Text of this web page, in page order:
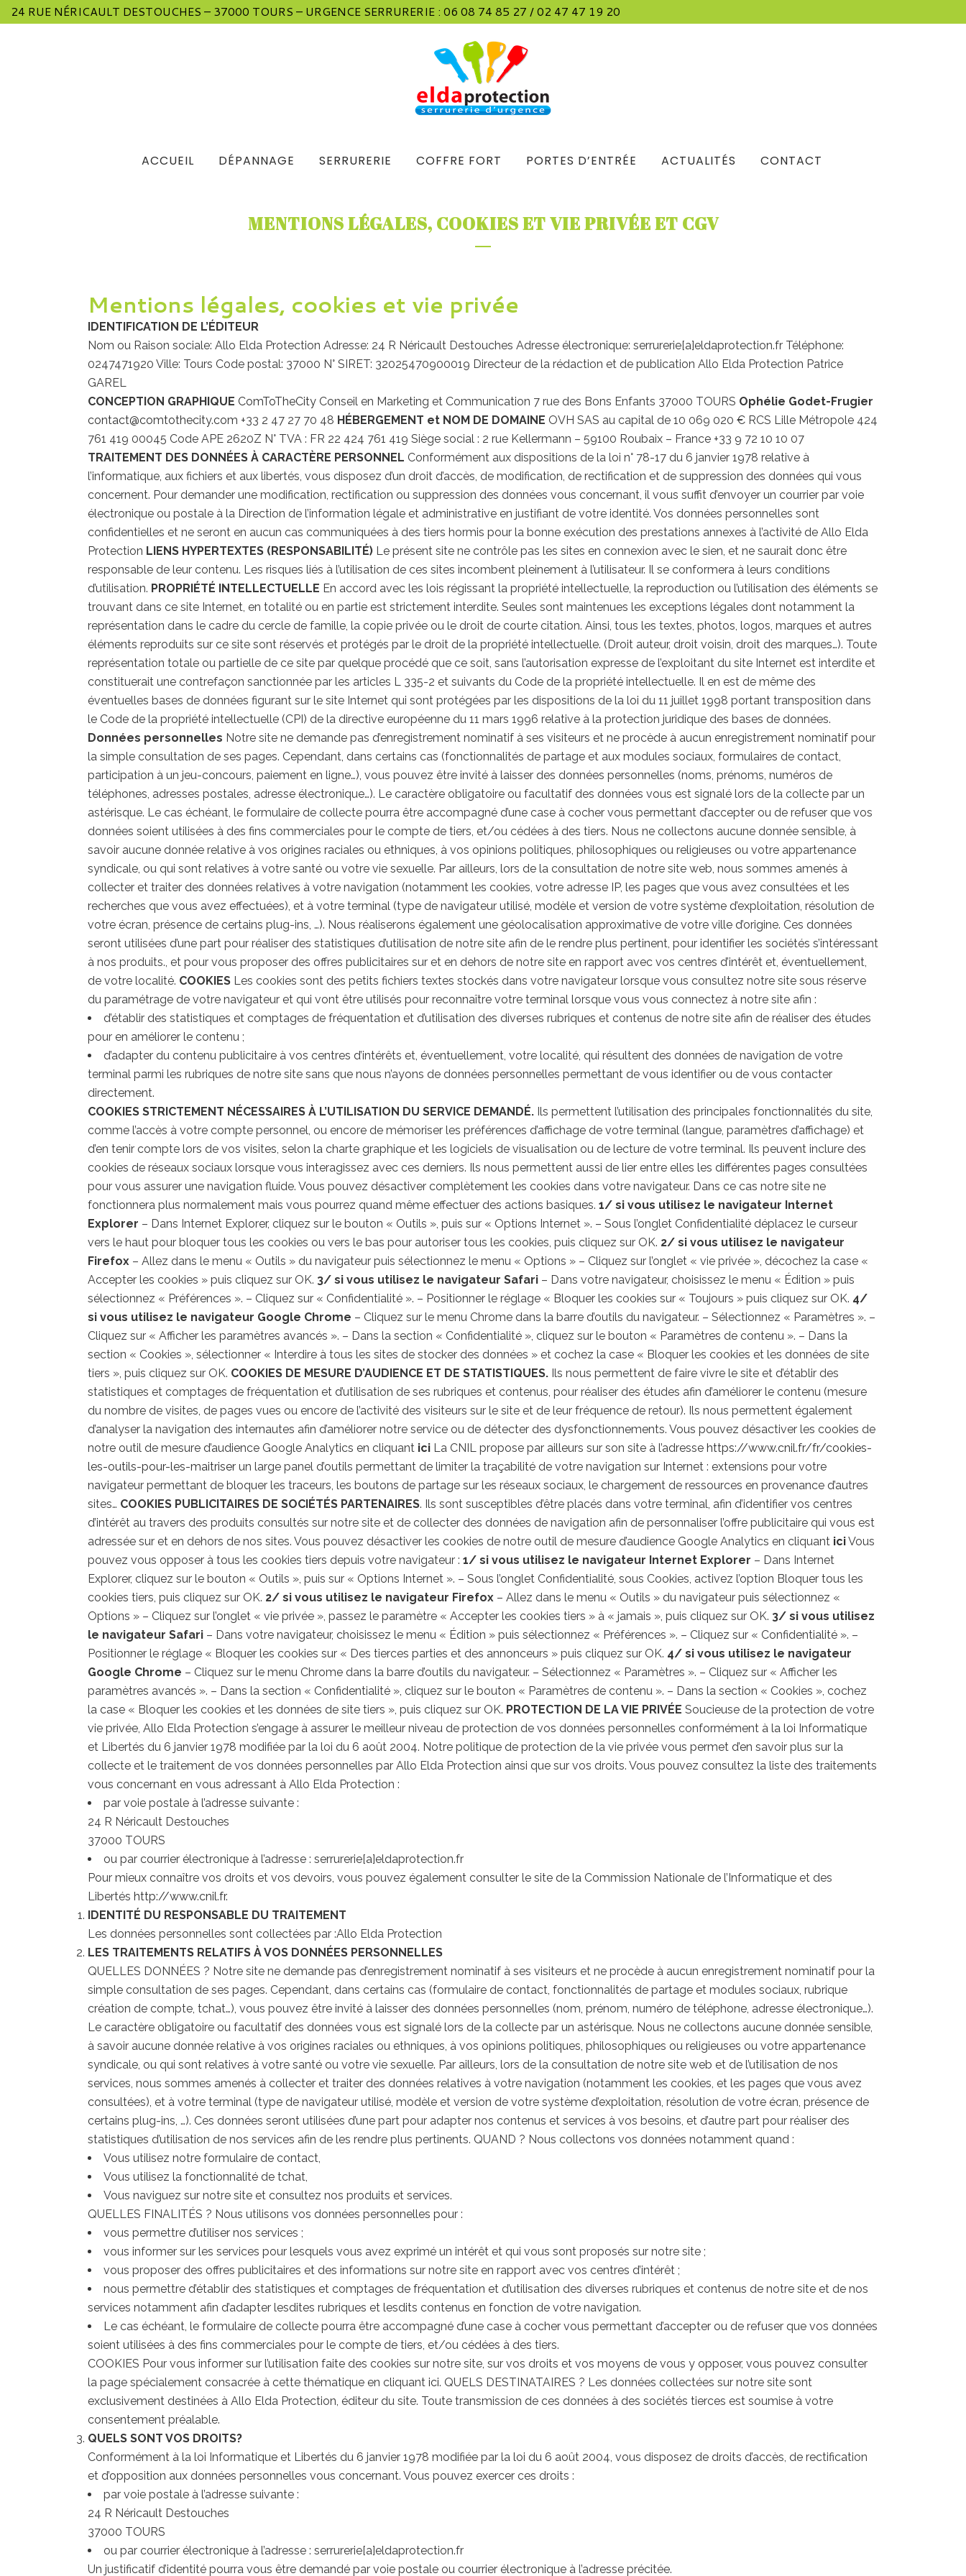
24 RUE NÉRICAULT DESTOUCHES – 37000 TOURS – URGENCE SERRURERIE : 06 08 74 85 27 /02 47 47 19 20
ACCUEIL DÉPANNAGE SERRURERIE COFFRE FORT PORTES D’ENTRÉE ACTUALITÉS CONTACT
MENTIONS LÉGALES, COOKIES ET VIE PRIVÉE ET CGV
Mentions légales, cookies et vie privée
IDENTIFICATION DE L’ÉDITEUR
Nom ou Raison sociale: Allo Elda Protection Adresse: 24 R Néricault Destouches Adresse électronique: serrurerie[a]eldaprotection.fr Téléphone:
0247471920 Ville: Tours Code postal: 37000 N° SIRET: 32025470900019 Directeur de la rédaction et de publication Allo Elda Protection Patrice
GAREL
CONCEPTION GRAPHIQUE ComToTheCity Conseil en Marketing et Communication 7 rue des Bons Enfants 37000 TOURS Ophélie Godet-Frugier
contact@comtothecity.com +33 2 47 27 70 48 HÉBERGEMENT et NOM DE DOMAINE OVH SAS au capital de 10 069 020 € RCS Lille Métropole 424
761 419 00045 Code APE 2620Z N° TVA : FR 22 424 761 419 Siège social : 2 rue Kellermann – 59100 Roubaix – France +33 9 72 10 10 07
TRAITEMENT DES DONNÉES À CARACTÈRE PERSONNEL Conformément aux dispositions de la loi n° 78-17 du 6 janvier 1978 relative à
l’informatique, aux fichiers et aux libertés, vous disposez d’un droit d’accès, de modification, de rectification et de suppression des données qui vous
concernent. Pour demander une modification, rectification ou suppression des données vous concernant, il vous suffit d’envoyer un courrier par voie
électronique ou postale à la Direction de l’information légale et administrative en justifiant de votre identité. Vos données personnelles sont
confidentielles et ne seront en aucun cas communiquées à des tiers hormis pour la bonne exécution des prestations annexes à l’activité de Allo Elda
Protection LIENS HYPERTEXTES (RESPONSABILITÉ) Le présent site ne contrôle pas les sites en connexion avec le sien, et ne saurait donc être
responsable de leur contenu. Les risques liés à l’utilisation de ces sites incombent pleinement à l’utilisateur. Il se conformera à leurs conditions
d’utilisation. PROPRIÉTÉ INTELLECTUELLE En accord avec les lois régissant la propriété intellectuelle, la reproduction ou l’utilisation des éléments se
trouvant dans ce site Internet, en totalité ou en partie est strictement interdite. Seules sont maintenues les exceptions légales dont notamment la
représentation dans le cadre du cercle de famille, la copie privée ou le droit de courte citation. Ainsi, tous les textes, photos, logos, marques et autres
éléments reproduits sur ce site sont réservés et protégés par le droit de la propriété intellectuelle. (Droit auteur, droit voisin, droit des marques…). Toute
représentation totale ou partielle de ce site par quelque procédé que ce soit, sans l’autorisation expresse de l’exploitant du site Internet est interdite et
constituerait une contrefaçon sanctionnée par les articles L 335-2 et suivants du Code de la propriété intellectuelle. Il en est de même des
éventuelles bases de données figurant sur le site Internet qui sont protégées par les dispositions de la loi du 11 juillet 1998 portant transposition dans
le Code de la propriété intellectuelle (CPI) de la directive européenne du 11 mars 1996 relative à la protection juridique des bases de données.
Données personnelles Notre site ne demande pas d’enregistrement nominatif à ses visiteurs et ne procède à aucun enregistrement nominatif pour
la simple consultation de ses pages. Cependant, dans certains cas (fonctionnalités de partage et aux modules sociaux, formulaires de contact,
participation à un jeu-concours, paiement en ligne…), vous pouvez être invité à laisser des données personnelles (noms, prénoms, numéros de
téléphones, adresses postales, adresse électronique…). Le caractère obligatoire ou facultatif des données vous est signalé lors de la collecte par un
astérisque. Le cas échéant, le formulaire de collecte pourra être accompagné d’une case à cocher vous permettant d’accepter ou de refuser que vos
données soient utilisées à des fins commerciales pour le compte de tiers, et/ou cédées à des tiers. Nous ne collectons aucune donnée sensible, à
savoir aucune donnée relative à vos origines raciales ou ethniques, à vos opinions politiques, philosophiques ou religieuses ou votre appartenance
syndicale, ou qui sont relatives à votre santé ou votre vie sexuelle. Par ailleurs, lors de la consultation de notre site web, nous sommes amenés à
collecter et traiter des données relatives à votre navigation (notamment les cookies, votre adresse IP, les pages que vous avez consultées et les
recherches que vous avez effectuées), et à votre terminal (type de navigateur utilisé, modèle et version de votre système d’exploitation, résolution de
votre écran, présence de certains plug-ins, …). Nous réaliserons également une géolocalisation approximative de votre ville d’origine. Ces données
seront utilisées d’une part pour réaliser des statistiques d’utilisation de notre site afin de le rendre plus pertinent, pour identifier les sociétés s’intéressant
à nos produits., et pour vous proposer des offres publicitaires sur et en dehors de notre site en rapport avec vos centres d’intérêt et, éventuellement,
de votre localité. COOKIES Les cookies sont des petits fichiers textes stockés dans votre navigateur lorsque vous consultez notre site sous réserve
du paramétrage de votre navigateur et qui vont être utilisés pour reconnaître votre terminal lorsque vous vous connectez à notre site afin :
d’établir des statistiques et comptages de fréquentation et d’utilisation des diverses rubriques et contenus de notre site afin de réaliser des études
pour en améliorer le contenu ;
d’adapter du contenu publicitaire à vos centres d’intérêts et, éventuellement, votre localité, qui résultent des données de navigation de votre
terminal parmi les rubriques de notre site sans que nous n’ayons de données personnelles permettant de vous identifier ou de vous contacter
directement.
COOKIES STRICTEMENT NÉCESSAIRES À L’UTILISATION DU SERVICE DEMANDÉ. Ils permettent l’utilisation des principales fonctionnalités du site,
comme l’accès à votre compte personnel, ou encore de mémoriser les préférences d’affichage de votre terminal (langue, paramètres d’affichage) et
d’en tenir compte lors de vos visites, selon la charte graphique et les logiciels de visualisation ou de lecture de votre terminal. Ils peuvent inclure des
cookies de réseaux sociaux lorsque vous interagissez avec ces derniers. Ils nous permettent aussi de lier entre elles les différentes pages consultées
pour vous assurer une navigation fluide. Vous pouvez désactiver complètement les cookies dans votre navigateur. Dans ce cas notre site ne
fonctionnera plus normalement mais vous pourrez quand même effectuer des actions basiques. 1/ si vous utilisez le navigateur Internet
Explorer – Dans Internet Explorer, cliquez sur le bouton « Outils », puis sur « Options Internet ». – Sous l’onglet Confidentialité déplacez le curseur
vers le haut pour bloquer tous les cookies ou vers le bas pour autoriser tous les cookies, puis cliquez sur OK. 2/ si vous utilisez le navigateur
Firefox – Allez dans le menu « Outils » du navigateur puis sélectionnez le menu « Options » – Cliquez sur l’onglet « vie privée », décochez la case «
Accepter les cookies » puis cliquez sur OK. 3/ si vous utilisez le navigateur Safari – Dans votre navigateur, choisissez le menu « Édition » puis
sélectionnez « Préférences ». – Cliquez sur « Confidentialité ». – Positionner le réglage « Bloquer les cookies sur « Toujours » puis cliquez sur OK. 4/
si vous utilisez le navigateur Google Chrome – Cliquez sur le menu Chrome dans la barre d’outils du navigateur. – Sélectionnez « Paramètres ». –
Cliquez sur « Afficher les paramètres avancés ». – Dans la section « Confidentialité », cliquez sur le bouton « Paramètres de contenu ». – Dans la
section « Cookies », sélectionner « Interdire à tous les sites de stocker des données » et cochez la case « Bloquer les cookies et les données de site
tiers », puis cliquez sur OK. COOKIES DE MESURE D’AUDIENCE ET DE STATISTIQUES. Ils nous permettent de faire vivre le site et d’établir des
statistiques et comptages de fréquentation et d’utilisation de ses rubriques et contenus, pour réaliser des études afin d’améliorer le contenu (mesure
du nombre de visites, de pages vues ou encore de l’activité des visiteurs sur le site et de leur fréquence de retour). Ils nous permettent également
d’analyser la navigation des internautes afin d’améliorer notre service ou de détecter des dysfonctionnements. Vous pouvez désactiver les cookies de
notre outil de mesure d’audience Google Analytics en cliquant ici La CNIL propose par ailleurs sur son site à l’adresse https://www.cnil.fr/fr/cookies-
les-outils-pour-les-maitriser un large panel d’outils permettant de limiter la traçabilité de votre navigation sur Internet : extensions pour votre
navigateur permettant de bloquer les traceurs, les boutons de partage sur les réseaux sociaux, le chargement de ressources en provenance d’autres
sites… COOKIES PUBLICITAIRES DE SOCIÉTÉS PARTENAIRES. Ils sont susceptibles d’être placés dans votre terminal, afin d’identifier vos centres
d’intérêt au travers des produits consultés sur notre site et de collecter des données de navigation afin de personnaliser l’offre publicitaire qui vous est
adressée sur et en dehors de nos sites. Vous pouvez désactiver les cookies de notre outil de mesure d’audience Google Analytics en cliquant iciVous
pouvez vous opposer à tous les cookies tiers depuis votre navigateur : 1/ si vous utilisez le navigateur Internet Explorer – Dans Internet
Explorer, cliquez sur le bouton « Outils », puis sur « Options Internet ». – Sous l’onglet Confidentialité, sous Cookies, activez l’option Bloquer tous les
cookies tiers, puis cliquez sur OK. 2/ si vous utilisez le navigateur Firefox – Allez dans le menu « Outils » du navigateur puis sélectionnez «
Options » – Cliquez sur l’onglet « vie privée », passez le paramètre « Accepter les cookies tiers » à « jamais », puis cliquez sur OK. 3/ si vous utilisez
le navigateur Safari – Dans votre navigateur, choisissez le menu « Édition » puis sélectionnez « Préférences ». – Cliquez sur « Confidentialité ». –
Positionner le réglage « Bloquer les cookies sur « Des tierces parties et des annonceurs » puis cliquez sur OK. 4/ si vous utilisez le navigateur
Google Chrome – Cliquez sur le menu Chrome dans la barre d’outils du navigateur. – Sélectionnez « Paramètres ». – Cliquez sur « Afficher les
paramètres avancés ». – Dans la section « Confidentialité », cliquez sur le bouton « Paramètres de contenu ». – Dans la section « Cookies », cochez
la case « Bloquer les cookies et les données de site tiers », puis cliquez sur OK. PROTECTION DE LA VIE PRIVÉE Soucieuse de la protection de votre
vie privée, Allo Elda Protection s’engage à assurer le meilleur niveau de protection de vos données personnelles conformément à la loi Informatique
et Libertés du 6 janvier 1978 modifiée par la loi du 6 août 2004. Notre politique de protection de la vie privée vous permet d’en savoir plus sur la
collecte et le traitement de vos données personnelles par Allo Elda Protection ainsi que sur vos droits. Vous pouvez consultez la liste des traitements
vous concernant en vous adressant à Allo Elda Protection :
par voie postale à l’adresse suivante :
24 R Néricault Destouches
37000 TOURS
ou par courrier électronique à l’adresse : serrurerie[a]eldaprotection.fr
Pour mieux connaître vos droits et vos devoirs, vous pouvez également consulter le site de la Commission Nationale de l’Informatique et des
Libertés http://www.cnil.fr.
IDENTITÉ DU RESPONSABLE DU TRAITEMENT
Les données personnelles sont collectées par :Allo Elda Protection
LES TRAITEMENTS RELATIFS À VOS DONNÉES PERSONNELLES
QUELLES DONNÉES ? Notre site ne demande pas d’enregistrement nominatif à ses visiteurs et ne procède à aucun enregistrement nominatif pour la
simple consultation de ses pages. Cependant, dans certains cas (formulaire de contact, fonctionnalités de partage et modules sociaux, rubrique
création de compte, tchat…), vous pouvez être invité à laisser des données personnelles (nom, prénom, numéro de téléphone, adresse électronique…).
Le caractère obligatoire ou facultatif des données vous est signalé lors de la collecte par un astérisque. Nous ne collectons aucune donnée sensible,
à savoir aucune donnée relative à vos origines raciales ou ethniques, à vos opinions politiques, philosophiques ou religieuses ou votre appartenance
syndicale, ou qui sont relatives à votre santé ou votre vie sexuelle. Par ailleurs, lors de la consultation de notre site web et de l’utilisation de nos
services, nous sommes amenés à collecter et traiter des données relatives à votre navigation (notamment les cookies, et les pages que vous avez
consultées), et à votre terminal (type de navigateur utilisé, modèle et version de votre système d’exploitation, résolution de votre écran, présence de
certains plug-ins, …). Ces données seront utilisées d’une part pour adapter nos contenus et services à vos besoins, et d’autre part pour réaliser des
statistiques d’utilisation de nos services afin de les rendre plus pertinents. QUAND ? Nous collectons vos données notamment quand :
Vous utilisez notre formulaire de contact,
Vous utilisez la fonctionnalité de tchat,
Vous naviguez sur notre site et consultez nos produits et services.
QUELLES FINALITÉS ? Nous utilisons vos données personnelles pour :
vous permettre d’utiliser nos services ;
vous informer sur les services pour lesquels vous avez exprimé un intérêt et qui vous sont proposés sur notre site ;
vous proposer des offres publicitaires et des informations sur notre site en rapport avec vos centres d’intérêt ;
nous permettre d’établir des statistiques et comptages de fréquentation et d’utilisation des diverses rubriques et contenus de notre site et de nos
services notamment afin d’adapter lesdites rubriques et lesdits contenus en fonction de votre navigation.
Le cas échéant, le formulaire de collecte pourra être accompagné d’une case à cocher vous permettant d’accepter ou de refuser que vos données
soient utilisées à des fins commerciales pour le compte de tiers, et/ou cédées à des tiers.
COOKIES Pour vous informer sur l’utilisation faite des cookies sur notre site, sur vos droits et vos moyens de vous y opposer, vous pouvez consulter
la page spécialement consacrée à cette thématique en cliquant ici. QUELS DESTINATAIRES ? Les données collectées sur notre site sont
exclusivement destinées à Allo Elda Protection, éditeur du site. Toute transmission de ces données à des sociétés tierces est soumise à votre
consentement préalable.
QUELS SONT VOS DROITS?
Conformément à la loi Informatique et Libertés du 6 janvier 1978 modifiée par la loi du 6 août 2004, vous disposez de droits d’accès, de rectification
et d’opposition aux données personnelles vous concernant. Vous pouvez exercer ces droits :
par voie postale à l’adresse suivante :
24 R Néricault Destouches
37000 TOURS
ou par courrier électronique à l’adresse : serrurerie[a]eldaprotection.fr
Un justificatif d’identité pourra vous être demandé par voie postale ou courrier électronique à l’adresse précitée.